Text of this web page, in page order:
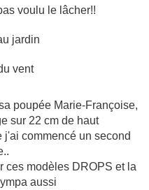
voulu le lâcher!!
jardin
vent
poupée Marie-Françoise,
sur 22 cm de haut
commencé un second
ces modèles DROPS et la
aussi